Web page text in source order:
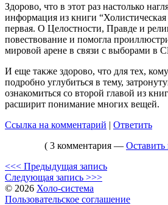
Здорово, что в этот раз настолько
информация из книги
первая. О Целостности, Правде и
повествование и помогла
мировой арене в связи с выборами в
И еще также здорово, что для тех, кому
подробно углубиться в тему,
ознакомиться со второй главой из
расширит понимание многих вещей.
Ссылка на комментарий | Ответить
( 3 комментария — Оставить
<<< Предыдущая запись
Следующая запись >>>
© 2026 Холо-система
Пользовательское соглашение